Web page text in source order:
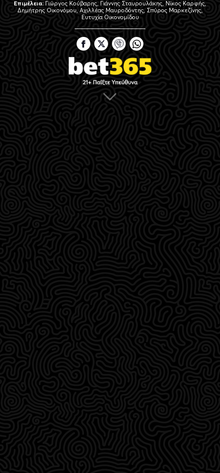
Επιμέλεια: Γιώργος Κούβαρης, Γιάννης Σταυρουλάκης, Νίκος Καρφής,
Δημήτρης Οικονόμου, Αχιλλέας Μαυροδόντης, Σπύρος Μαρκεζίνης,
Ευτυχία Οικονομίδου